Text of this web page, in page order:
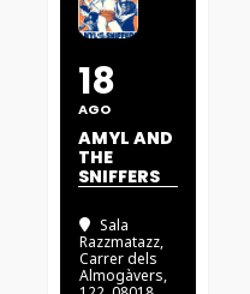
18
AGO
AMYL AND
THE
SNIFFERS
Sala
Razzmatazz,
Carrer dels
Almogàvers,